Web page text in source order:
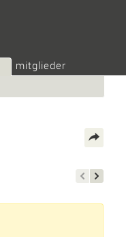
mitglieder